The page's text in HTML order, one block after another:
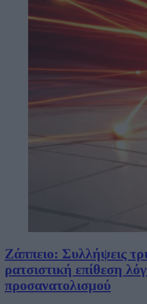
Ζάππειο: Συλλήψεις
ρατσιστική επίθεση
προσανατολισμού